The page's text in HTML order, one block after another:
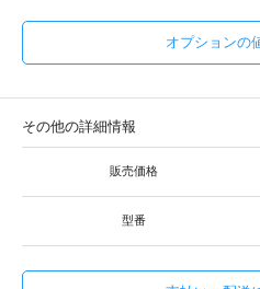
オプションの
その他の詳細情報
販売価格
型番